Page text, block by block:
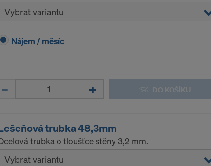
Vybrat variantu
Nájem / měsíc
DO KOŠÍKU
trubka 48,3mm
trubka o tloušťce stěny 3,2 mm.
Vybrat variantu